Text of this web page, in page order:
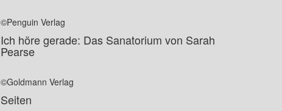
©Penguin Verlag
Ich höre gerade: Das Sanatorium von Sarah
Pearse
©Goldmann Verlag
Seiten